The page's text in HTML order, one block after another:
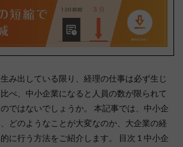
み出している限り、経理の仕事は必ず生じ
べ、中小企業になると人員の数が限られて
ではないでしょうか。 本記事では、中小企
どのようなことが大変なのか、大企業の経
に行う方法をご紹介します。 目次 1 中小企